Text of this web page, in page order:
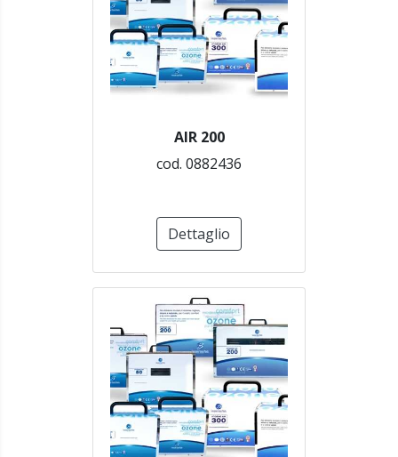
AIR 200
cod. 0882436
Dettaglio